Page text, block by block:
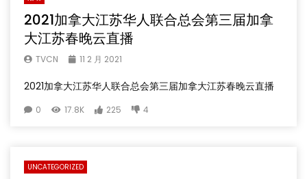
2021加拿大江苏华人联合总会第三届加拿
大江苏春晚云直播
TVCN 11 2 月 2021
2021加拿大江苏华人联合总会第三届加拿大江苏春晚云直播
0 17.8K 225 4
UNCATEGORIZED